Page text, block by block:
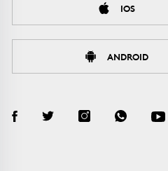
IOS
ANDROID